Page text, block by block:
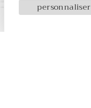
personnaliser